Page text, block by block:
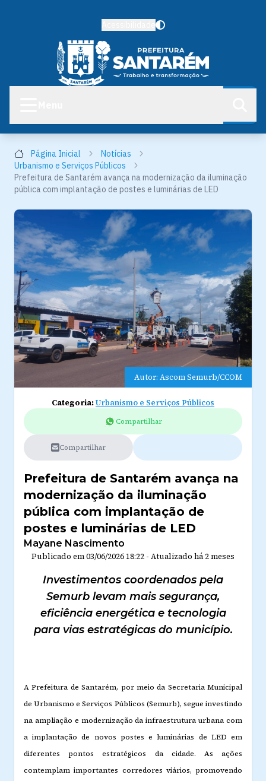
Página Inicial
Notícias
Urbanismo e Serviços Públicos
Prefeitura de Santarém avança na modernização da iluminação
pública com implantação de postes e luminárias de LED
Autor: Ascom Semurb/CCOM
Categoria:Urbanismo e Serviços Públicos
Compartilhar
Compartilhar
Prefeitura de Santarém avança na
modernização da iluminação
pública com implantação de
postes e luminárias de LED
Mayane Nascimento
Publicado em03/06/2026 18:22 - Atualizado há 2 meses
Investimentos coordenados pela
Semurb levam mais segurança,
eficiência energética e tecnologia
para vias estratégicas do município.
A Prefeitura de Santarém, por meio da Secretaria Municipal
de Urbanismo e Serviços Públicos (Semurb), segue investindo
na ampliação e modernização da infraestrutura urbana com
a implantação de novos postes e luminárias de LED em
diferentes pontos estratégicos da cidade. As ações
contemplam importantes corredores viários, promovendo